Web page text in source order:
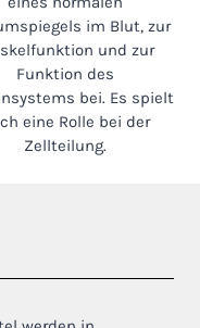
im Blut, zur
und zur
Funktion des
bei. Es spielt
eine Rolle bei der
Zellteilung.